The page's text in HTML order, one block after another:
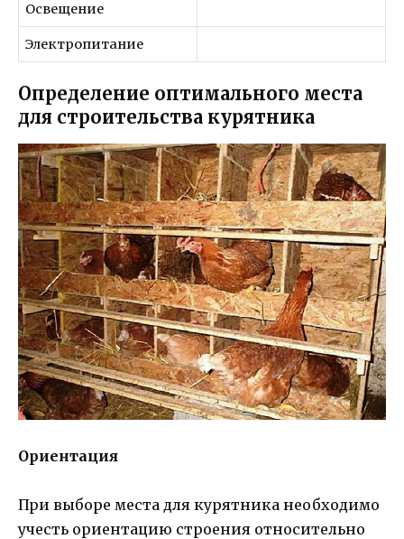
Освещение
Электропитание
Определение оптимального места
для строительства курятника
Ориентация
При выборе места для курятника необходимо
учесть ориентацию строения относительно